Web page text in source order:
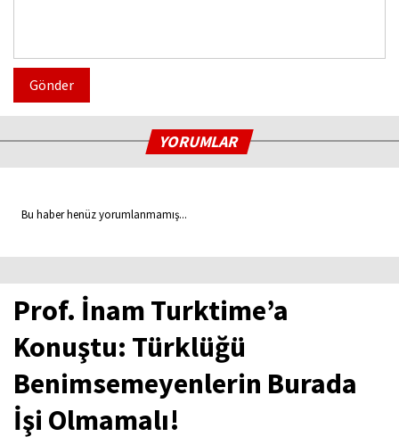
Gönder
YORUMLAR
Bu haber henüz yorumlanmamış...
Prof. İnam Turktime’a
Konuştu: Türklüğü
Benimsemeyenlerin Burada
İşi Olmamalı!